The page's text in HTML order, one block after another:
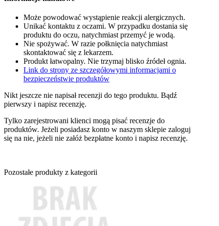
Może powodować wystąpienie reakcji alergicznych.
Unikać kontaktu z oczami. W przypadku dostania się
produktu do oczu, natychmiast przemyć je wodą.
Nie spożywać. W razie połknięcia natychmiast
skontaktować się z lekarzem.
Produkt łatwopalny. Nie trzymaj blisko źródeł ognia.
Link do strony ze szczegółowymi informacjami o
bezpieczeństwie produktów
Nikt jeszcze nie napisał recenzji do tego produktu. Bądź
pierwszy i napisz recenzję.
Tylko zarejestrowani klienci mogą pisać recenzje do
produktów. Jeżeli posiadasz konto w naszym sklepie zaloguj
się na nie, jeżeli nie załóż bezpłatne konto i napisz recenzję.
Pozostałe produkty z kategorii